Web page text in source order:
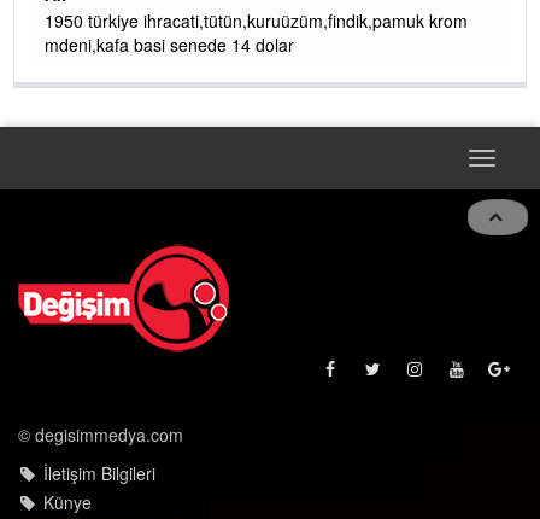
1950 türkiye ihracati,tütün,kuruüzüm,findik,pamuk krom
mdeni,kafa basi senede 14 dolar
Toggle
© degisimmedya.com
İletişim Bilgileri
Künye